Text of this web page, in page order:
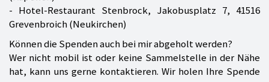
- Hotel-Restaurant Stenbrock, Jakobusplatz 7, 41516
Grevenbroich (Neukirchen)
Können die Spenden auch bei mir abgeholt werden?
Wer nicht mobil ist oder keine Sammelstelle in der Nähe
hat, kann uns gerne kontaktieren. Wir holen Ihre Spende